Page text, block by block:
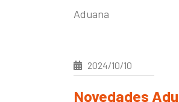
Aduana
2024/10/10
Novedades